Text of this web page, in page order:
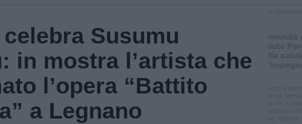
Susumu
in mostra l’artista che
l’opera “Battito
a Legnano